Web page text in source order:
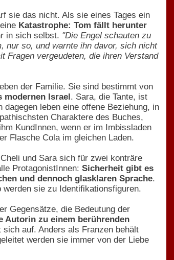
sie das nicht. Als sie eines Tages ein
Katastrophe: Tom fällt herunter
in sich selbst. "Die Engel schauten zu
nur so, und warnte ihn davor, sich nicht
Fragen vergeudeten, die ihren Verstand
der Familie. Sie sind bestimmt von
modernen Israel. Sara, die Tante, ist
leben eine offene Beziehung, in
Charaktere des Buches,
KundInnen, wenn er im Imbissladen
Flasche Cola im gleichen Laden.
und Sara sich für zwei konträre
ProtagonistInnen: Sicherheit gibt es
und dennoch glasklaren Sprache.
sie zu Identifikationsfiguren.
Gegensätze, die Bedeutung der
Autorin zu einem berührenden
auf. Anders als Franzen behält
werden sie immer von der Liebe